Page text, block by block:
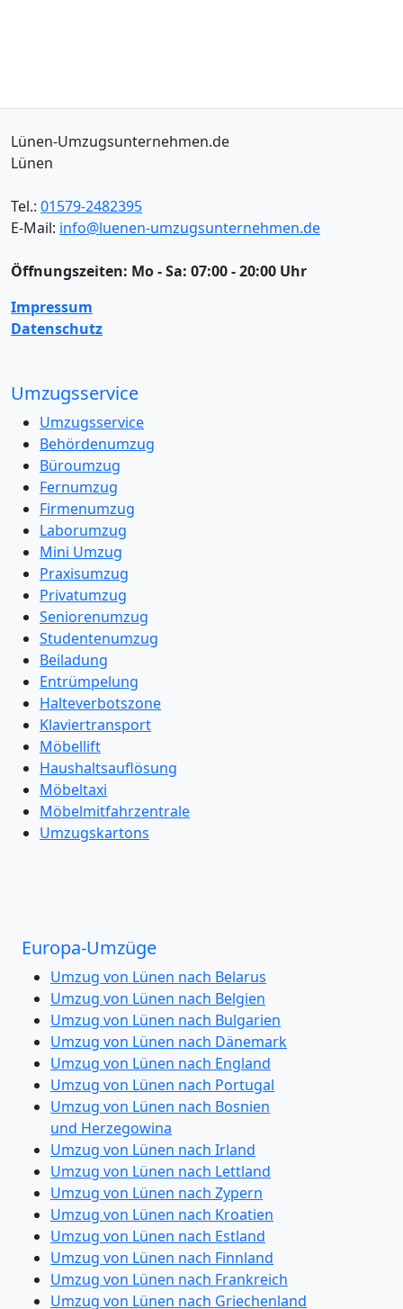
Lünen-Umzugsunternehmen.de
Lünen
Tel.: 01579-2482395
E-Mail: info@luenen-umzugsunternehmen.de
Öffnungszeiten: Mo - Sa: 07:00 - 20:00 Uhr
Impressum
Datenschutz
Umzugsservice
Umzugsservice
Behördenumzug
Büroumzug
Fernumzug
Firmenumzug
Laborumzug
Mini Umzug
Praxisumzug
Privatumzug
Seniorenumzug
Studentenumzug
Beiladung
Entrümpelung
Halteverbotszone
Klaviertransport
Möbellift
Haushaltsauflösung
Möbeltaxi
Möbelmitfahrzentrale
Umzugskartons
Europa-Umzüge
Umzug von Lünen nach Belarus
Umzug von Lünen nach Belgien
Umzug von Lünen nach Bulgarien
Umzug von Lünen nach Dänemark
Umzug von Lünen nach England
Umzug von Lünen nach Portugal
Umzug von Lünen nach Bosnien
und Herzegowina
Umzug von Lünen nach Irland
Umzug von Lünen nach Lettland
Umzug von Lünen nach Zypern
Umzug von Lünen nach Kroatien
Umzug von Lünen nach Estland
Umzug von Lünen nach Finnland
Umzug von Lünen nach Frankreich
Umzug von Lünen nach Griechenland